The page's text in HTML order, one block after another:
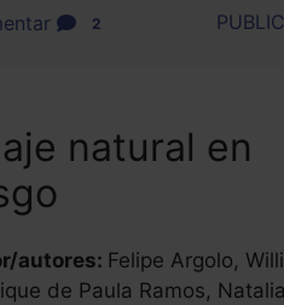
2
natural en
autores: Felipe Argolo,
de Paula Ramos, Natalia